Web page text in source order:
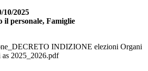
10/2025
il personale, Famiglie
INDIZIONE elezioni Organi
2025_2026.pdf